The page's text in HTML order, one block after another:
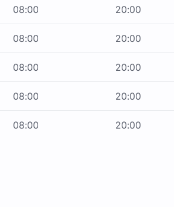
08:00 20:00
08:00 20:00
08:00 20:00
08:00 20:00
08:00 20:00